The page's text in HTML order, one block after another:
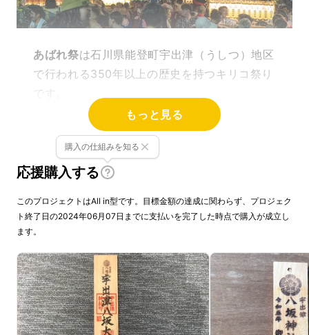
あばれ祭は石川県能登町宇出津（うしつ）地区
で行われる350年以上の歴史を持つキリコ祭り
です。
能登町の住民にとって、神様への感謝と祈り、
そして先祖の霊を慰める大切な行事です。
もっと見る
応援購入する
購入の仕組みを知る
このプロジェクトはAll in型です。目標金額の達成に関わらず、プロジェク
ト終了日の2024年06月07日までに支払いを完了した時点で購入が成立し
ます。